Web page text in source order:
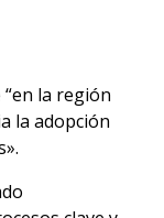
la región
la adopción